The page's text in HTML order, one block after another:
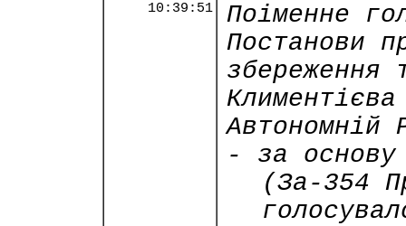
10:39:51
Поіменне
Постанови
збереження
Автономній
- за основу
(За-354